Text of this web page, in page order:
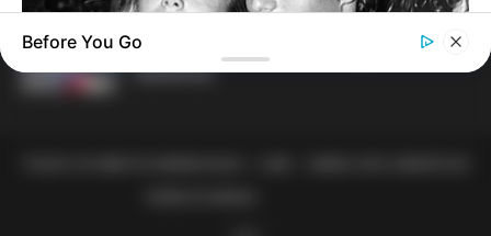
passo a passo para conseguir o
benefício.
Before You Go